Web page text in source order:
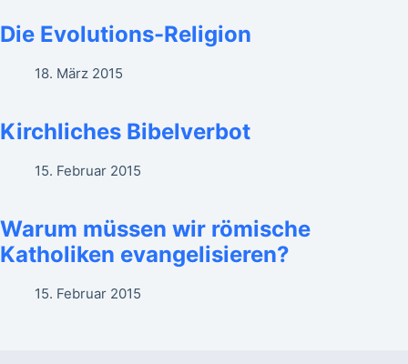
Die Evolutions-Religion
18. März 2015
Kirchliches Bibelverbot
15. Februar 2015
Warum müssen wir römische
Katholiken evangelisieren?
15. Februar 2015